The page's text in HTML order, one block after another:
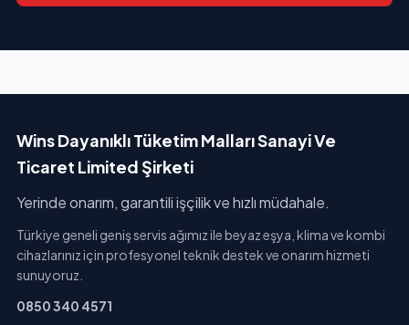
Wins Dayanıklı Tüketim Malları Sanayi Ve
Ticaret Limited Şirketi
Yerinde onarım, garantili işçilik ve hızlı müdahale.
Türkiye geneli geniş servis ağımız ile beyaz eşya, klima ve kombi
cihazlarınız için profesyonel teknik destek ve onarım hizmeti
sunuyoruz.
0850 340 4571